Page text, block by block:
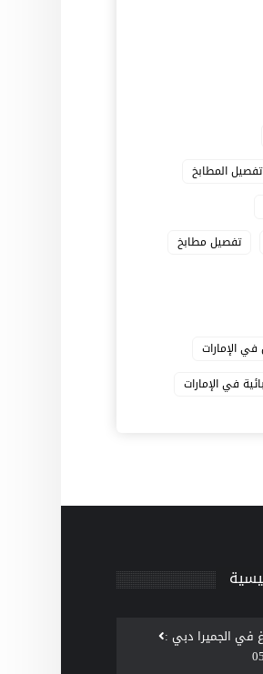
تفصيل المطابخ
تفصيل مطابخ
الإمارات
في الإمارات
في الجميرا دبي :